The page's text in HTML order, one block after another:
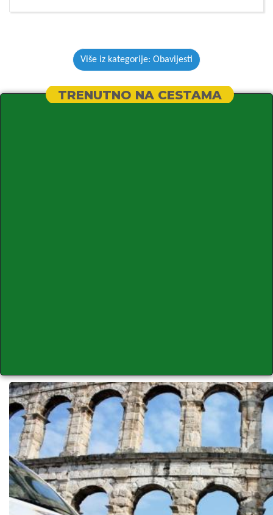
Više iz kategorije: Obavijesti
TRENUTNO NA CESTAMA